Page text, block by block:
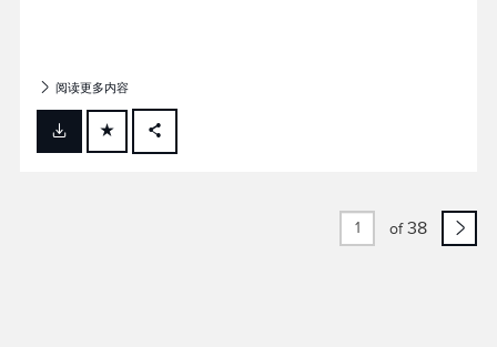
阅读更多内容
FACEBOOK
of 38